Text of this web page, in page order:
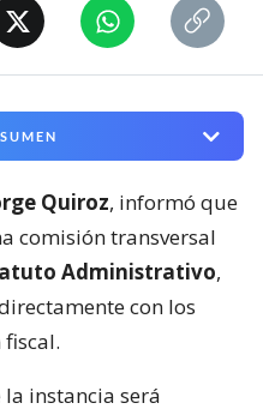
Quiroz, informó que
comisión transversal
Administrativo,
con los
instancia será